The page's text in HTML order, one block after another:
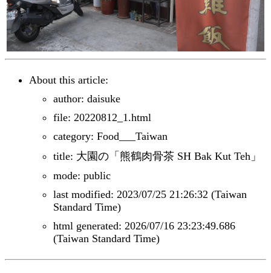
About this article:
author: daisuke
file: 20220812_1.html
category: Food___Taiwan
title: 大園の「熊鶴肉骨茶 SH Bak Kut Teh」
mode: public
last modified: 2023/07/25 21:26:32 (Taiwan
Standard Time)
html generated: 2026/07/16 23:23:49.686
(Taiwan Standard Time)